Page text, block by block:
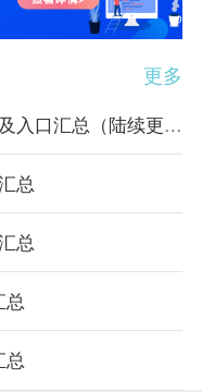
更多
各省2026年10月自考报名时间及入口汇总（陆续更新中）
总
总
总
总